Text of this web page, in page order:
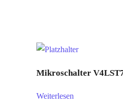
Mikroschalter
Weiterlesen